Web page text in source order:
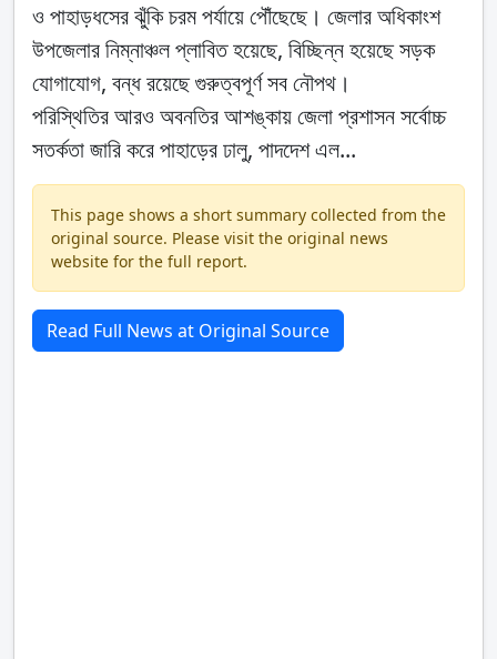
ও পাহাড়ধসের ঝুঁকি চরম পর্যায়ে পৌঁছেছে। জেলার অধিকাংশ
উপজেলার নিম্নাঞ্চল প্লাবিত হয়েছে, বিচ্ছিন্ন হয়েছে সড়ক
যোগাযোগ, বন্ধ রয়েছে গুরুত্বপূর্ণ সব নৌপথ।
পরিস্থিতির আরও অবনতির আশঙ্কায় জেলা প্রশাসন সর্বোচ্চ
সতর্কতা জারি করে পাহাড়ের ঢালু, পাদদেশ এল...
This page shows a short summary collected from the
original source. Please visit the original news
website for the full report.
Read Full News at Original Source